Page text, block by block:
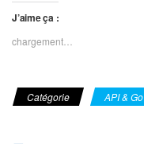
J’aime ça :
chargement…
Catégorie API & Go